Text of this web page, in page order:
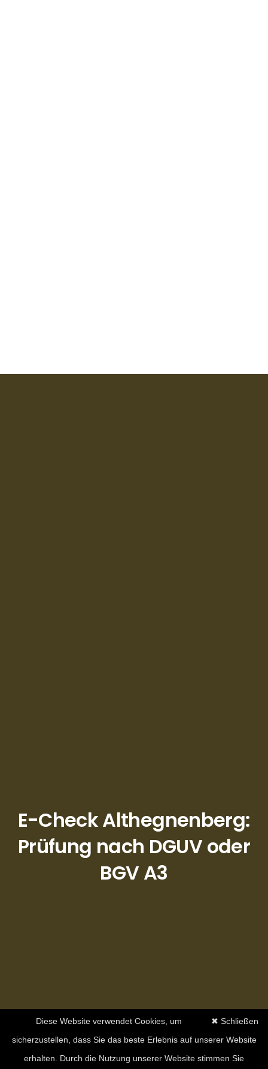
E-Check Althegnenberg:
Prüfung nach DGUV oder
BGV A3
✖ Schließen
Diese Website verwendet Cookies, um
sicherzustellen, dass Sie das beste Erlebnis auf unserer Website
erhalten. Durch die Nutzung unserer Website stimmen Sie